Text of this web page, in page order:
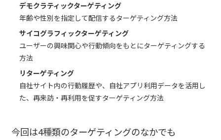
デモクラティックターゲティング
年齢や性別を指定して配信するターゲティング方法
サイコグラフィックターゲティング
ユーザーの興味関心や行動傾向をもとにターゲティングする
方法
リターゲティング
自社サイト内の行動履歴や、自社アプリ利用データを活用し
た、再来訪・再利用を促すターゲティング方法
今回は4種類のターゲティングのなかでも